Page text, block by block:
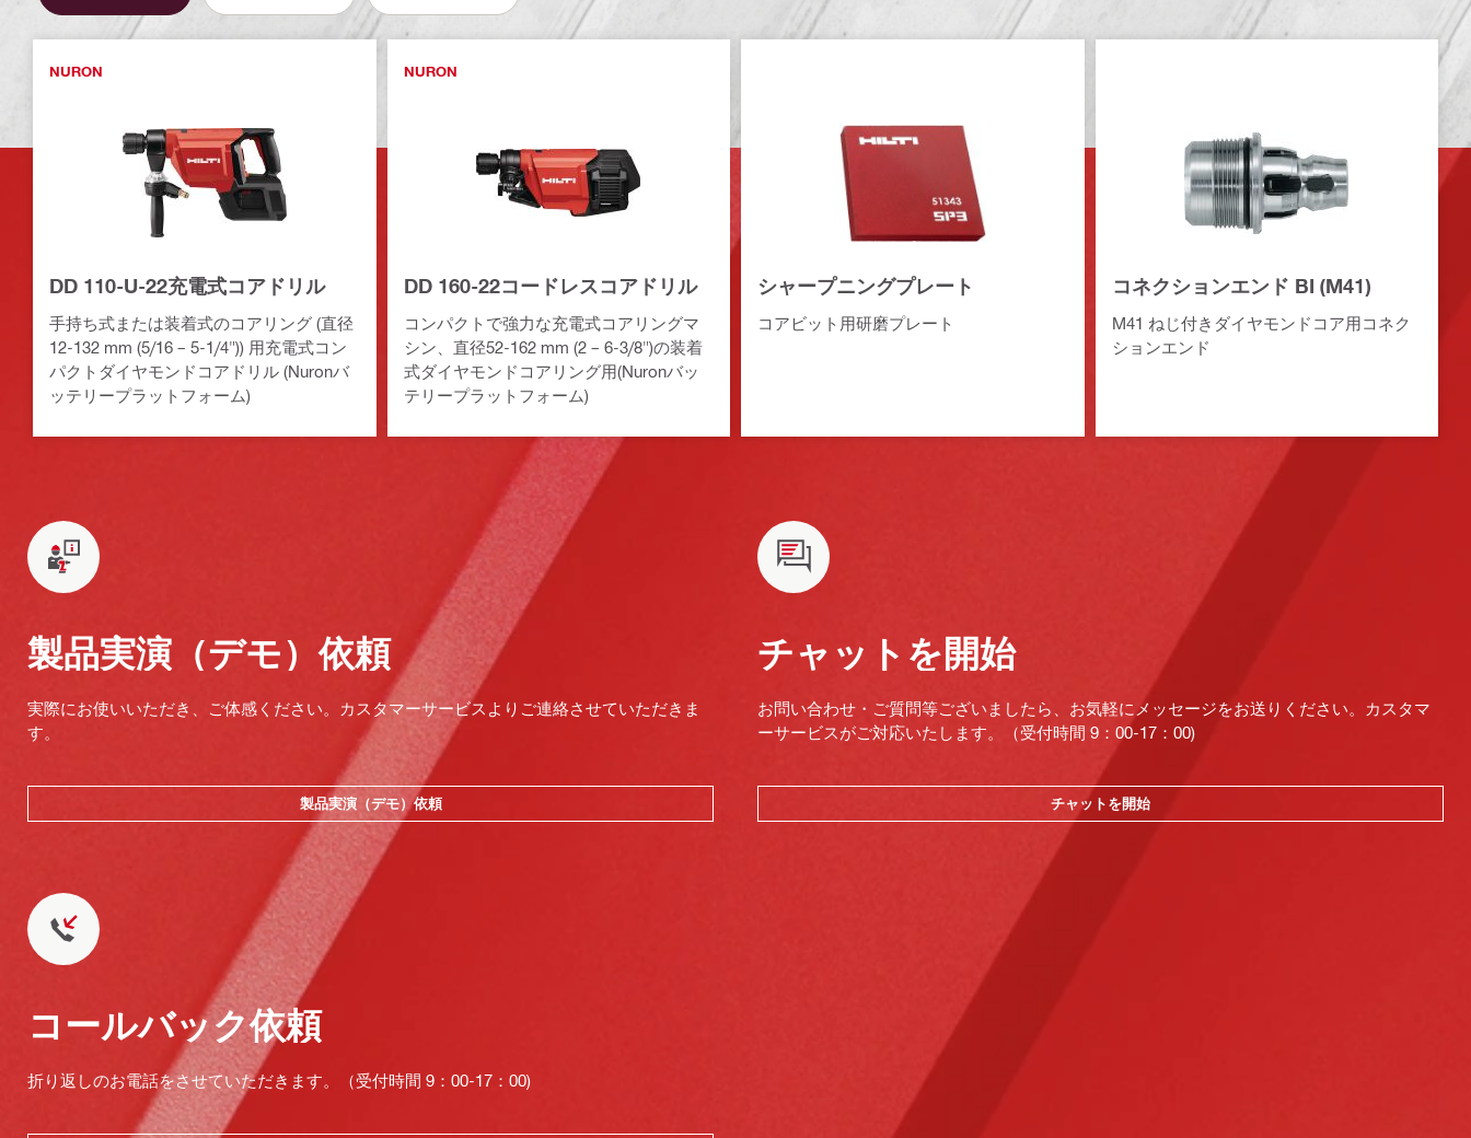
NURON
DD 110-U-22充電式コアドリル
手持ち式または装着式のコアリング (直径
12-132 mm (5/16 – 5-1/4")) 用充電式コン
パクトダイヤモンドコアドリル (Nuronバ
ッテリープラットフォーム)
NURON
DD 160-22コードレスコアドリル
コンパクトで強力な充電式コアリングマ
シン、直径52-162 mm (2 – 6-3/8")の装着
式ダイヤモンドコアリング用(Nuronバッ
テリープラットフォーム)
シャープニングプレート
コアビット用研磨プレート
コネクションエンド BI (M41)
M41 ねじ付きダイヤモンドコア用コネク
ションエンド
製品実演（デモ）依頼
実際にお使いいただき、ご体感ください。カスタマーサービスよりご連絡させていただきま
す。
製品実演（デモ）依頼
チャットを開始
お問い合わせ・ご質問等ございましたら、お気軽にメッセージをお送りください。カスタマ
ーサービスがご対応いたします。（受付時間 9：00-17：00)
チャットを開始
コールバック依頼
折り返しのお電話をさせていただきます。（受付時間 9：00-17：00)